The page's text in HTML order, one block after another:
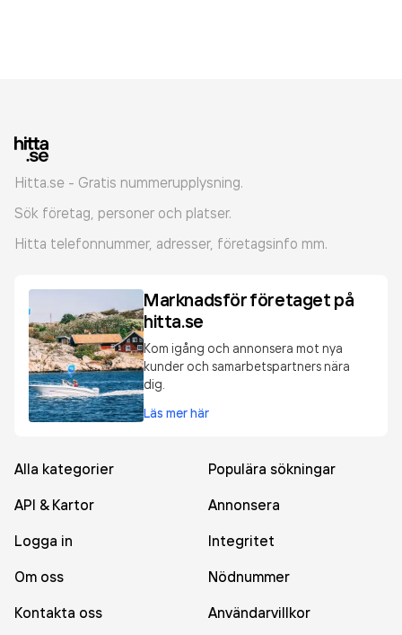
Hitta.se - Gratis nummerupplysning.
Sök företag, personer och platser.
Hitta telefonnummer, adresser, företagsinfo mm.
Marknadsför företaget på
hitta.se
Kom igång och annonsera mot nya
kunder och samarbetspartners nära
dig.
Läs mer här
Alla kategorier
Populära sökningar
API & Kartor
Annonsera
Logga in
Integritet
Om oss
Nödnummer
Kontakta oss
Användarvillkor